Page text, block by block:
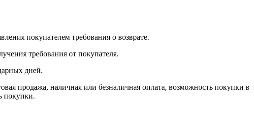
покупателем требования о возврате.
требования от покупателя.
дней.
наличная или безналичная оплата, возможность покупки в
покупки.